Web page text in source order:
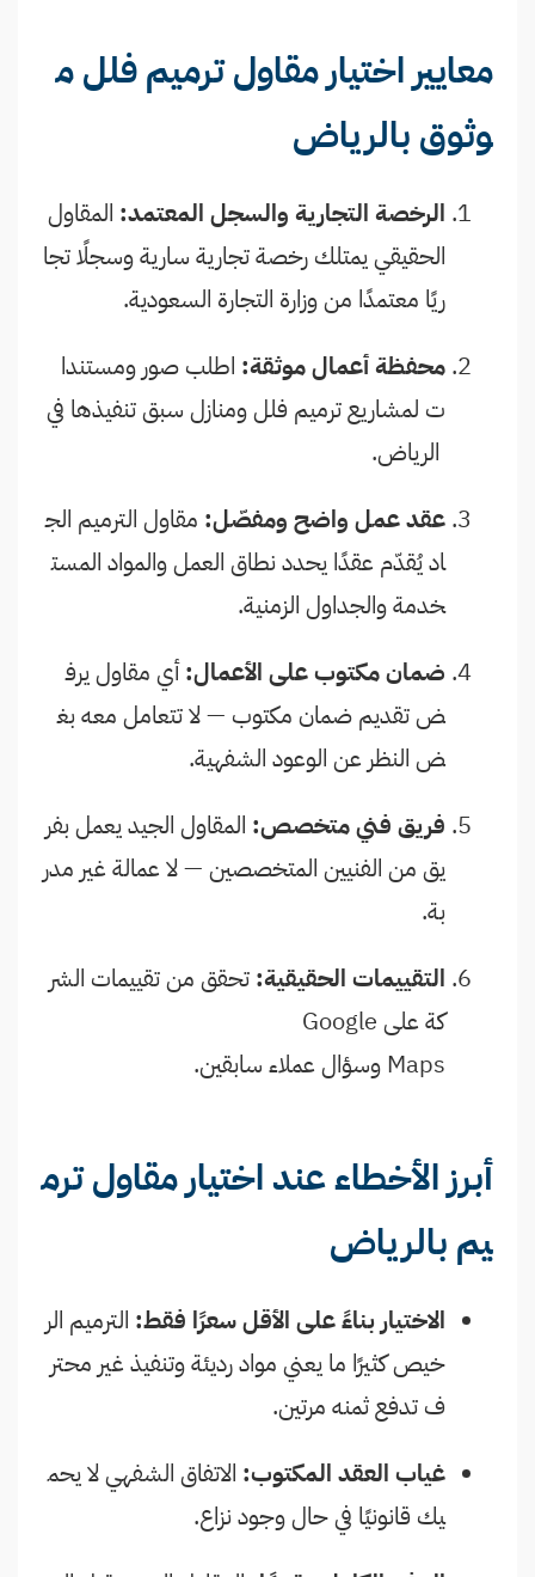
معايير اختيار مقاول ترميم فلل م
وثوق بالرياض
الرخصة التجارية والسجل المعتمد: المقاول
الحقيقي يمتلك رخصة تجارية سارية وسجلًا تجا
ريًا معتمدًا من وزارة التجارة السعودية.
محفظة أعمال موثقة: اطلب صور ومستندا
ت لمشاريع ترميم فلل ومنازل سبق تنفيذها في
الرياض.
عقد عمل واضح ومفصّل: مقاول الترميم الج
اد يُقدّم عقدًا يحدد نطاق العمل والمواد المست
خدمة والجداول الزمنية.
ضمان مكتوب على الأعمال:أي مقاول يرف
ض تقديم ضمان مكتوب — لا تتعامل معه بغ
ض النظر عن الوعود الشفهية.
فريق فني متخصص: المقاول الجيد يعمل بفر
يق من الفنيين المتخصصين — لا عمالة غير مدر
بة.
التقييمات الحقيقية: تحقق من تقييمات الشر
كة على Google
Maps وسؤال عملاء سابقين.
أبرز الأخطاء عند اختيار مقاول ترم
يم بالرياض
الاختيار بناءً على الأقل سعرًا فقط: الترميم الر
خيص كثيرًا ما يعني مواد رديئة وتنفيذ غير محتر
ف تدفع ثمنه مرتين.
غياب العقد المكتوب: الاتفاق الشفهي لا يحم
يك قانونيًا في حال وجود نزاع.